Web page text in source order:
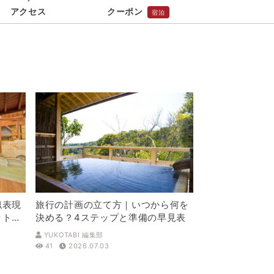
アクセス クーポン 宿泊
現
を
旅行の計画の立て方｜いつから何を
決める？4ステップと準備の早見表
YUKOTABI 編集部
41
2026.07.03